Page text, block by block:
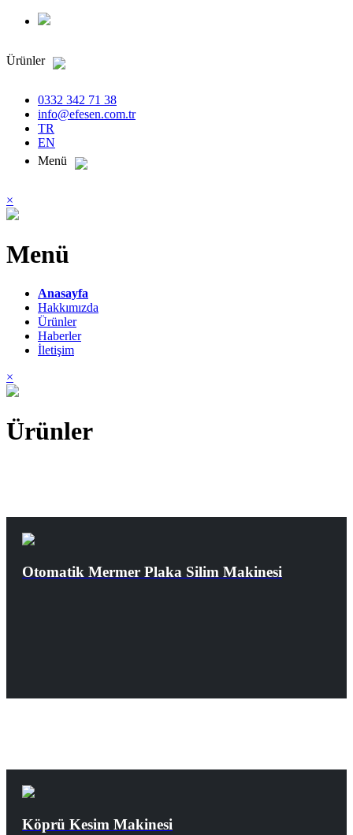
Ürünler
0332 342 71 38
info@efesen.com.tr
TR
EN
Menü
×
Menü
Anasayfa
Hakkımızda
Ürünler
Haberler
İletişim
×
Ürünler
Otomatik Mermer Plaka Silim Makinesi
Köprü Kesim Makinesi